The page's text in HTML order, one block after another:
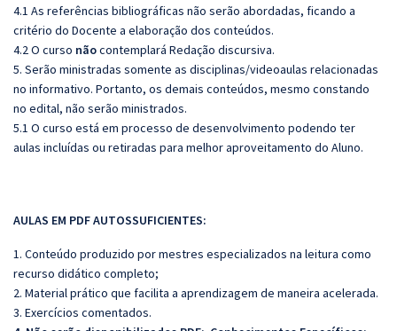
4.1 As referências bibliográficas não serão abordadas, ficando a
critério do Docente a elaboração dos conteúdos.
4.2 O curso nãocontemplará Redação discursiva.
5. Serão ministradas somente as disciplinas/videoaulas relacionadas
no informativo. Portanto, os demais conteúdos, mesmo constando
no edital, não serão ministrados.
5.1 O curso está em processo de desenvolvimento podendo ter
aulas incluídas ou retiradas para melhor aproveitamento do Aluno.
AULAS EM PDF AUTOSSUFICIENTES:
1. Conteúdo produzido por mestres especializados na leitura como
recurso didático completo;
2. Material prático que facilita a aprendizagem de maneira acelerada.
3. Exercícios comentados.